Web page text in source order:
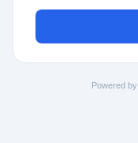
Powered by